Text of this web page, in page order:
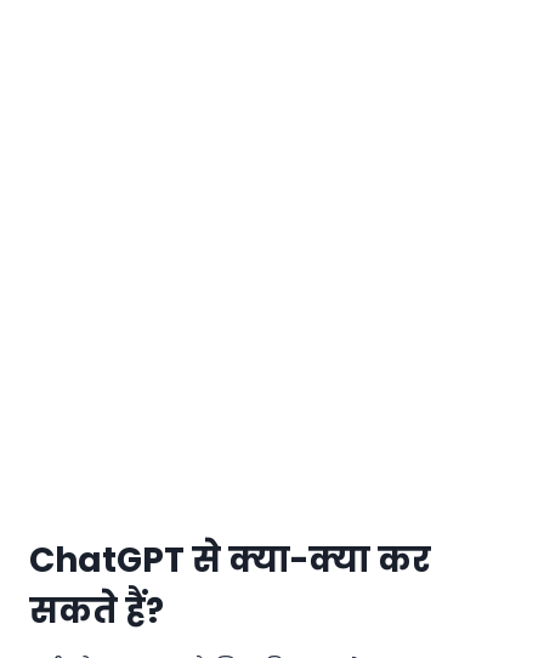
ChatGPT से क्या-क्या कर
सकते हैं?